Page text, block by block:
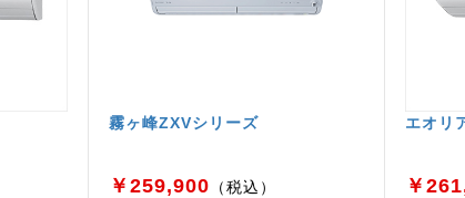
霧ヶ峰ZXVシリーズ
￥259,900 （税込）
エオリ
￥